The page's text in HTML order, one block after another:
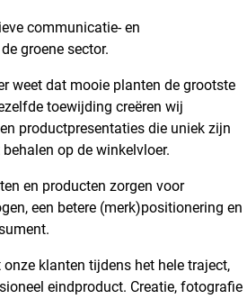
communicatie- en
groene sector.
weet dat mooie planten de grootste
toewijding creëren wij
productpresentaties die uniek zijn
op de winkelvloer.
en producten zorgen voor
een betere (merk)positionering en
klanten tijdens het hele traject,
eindproduct. Creatie, fotografie